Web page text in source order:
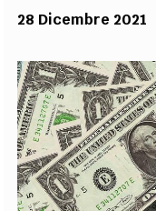
FILODIRITTO REDAZIONE
FOTOGRAFI
28 Dicembre 2021